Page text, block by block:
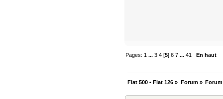
Pages: 1 ...3 4 [5]6 7 ...41 En haut
Fiat 500 • Fiat 126 » Forum»